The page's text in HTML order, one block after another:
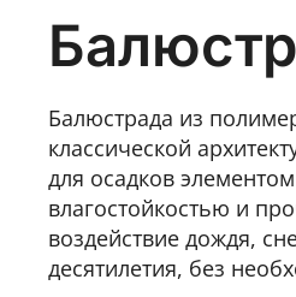
Балюстрада из
классической
для осадков
влагостойкостью и
воздействие дождя,
десятилетия, без